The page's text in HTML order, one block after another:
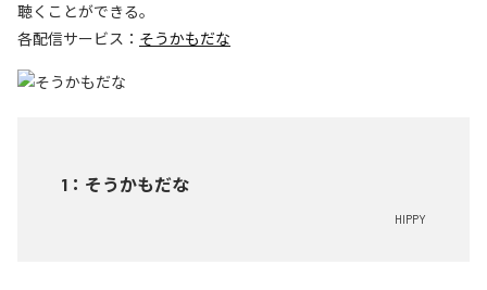
聴くことができる。
各配信サービス： そうかもだな
1 ： そうかもだな
HIPPY